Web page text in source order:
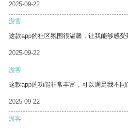
2025-09-22
游客
这款app的社区氛围很温馨，让我能够感受
2025-09-22
游客
这款app的功能非常丰富，可以满足我不同
2025-09-22
游客